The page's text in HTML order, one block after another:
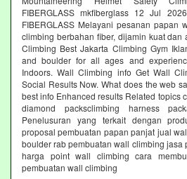
FIBERGLASS mkfiberglass 12 Jul
FIBERGLASS Melayani pesanan papan
climbing berbahan fiber, dijamin kuat dan
Climbing Best Jakarta Climbing Gym‎
and boulder for all ages and
Indoors. Wall Climbing‎ info Get Wall
Social Results Now. What does the web
best info Enhanced results Related topics
diamond packsclimbing harness
Penelusuran yang terkait dengan
proposal pembuatan papan panjat jual
boulder rab pembuatan wall climbing jasa
harga point wall climbing cara
pembuatan wall climbing